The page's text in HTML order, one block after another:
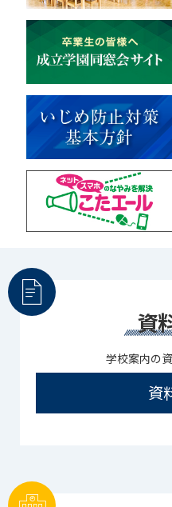
マルチメディア
ライフワーク
新日本芸能
宇宙探究
赤門倶楽部
資
学校案内の
資